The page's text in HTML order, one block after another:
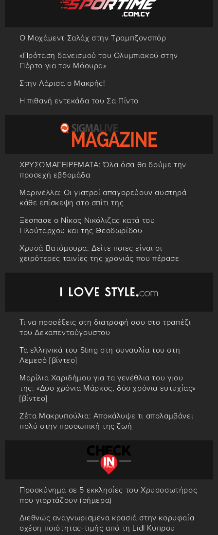
Ο Μοχάμεντ Σαλάχ στην Τραμπζονσπόρ
«Πρόταση δανεισμού του Ολυμπιακού στην
Πόρτο για τον Μόουρα»
Στην Λάρισα ο Μακρής!
Η πιθανή εντεκάδα του Σα Πίντο
ΧΡΥΣΩΜΑΓΕΙΡΕΜΑΤΑ: Όλα όσα θα δούμε την
προσεχή εβδομάδα
Μαρινέλλα: Οι γιατροί απαγορεύουν αυστηρά
κάθε επίσκεψη στο σπίτι της
Ξέσπασε ο Νίκος Νικόλιζας κατά του
Πλούταρχου και της Θεοδωρίδου
Χρυσά Βατόμουρα: Δείτε ποιες είναι οι
χειρότερες ταινίες της χρονιάς που πέρασε
Τι να προσέξεις στη διατροφή σου στο τραπέζι
του Δεκαπενταύγουστου
Τα ελληνικά του Sting στη συναυλία του στη
Λεμεσό [βίντεο]
Μαρίλια Χαριδήμου για τα γενέθλια του γιου
της: «Δύο χρόνια Μάρκος, δύο χρόνια ευτυχίας»
[βίντεο]
Ζέτα Μακρυπούλια: Αποκάλυψε τι απολαμβάνει
πολύ στην προσωπική της ζωή
Προσκύνημα σε 5 εκκλησίες του Χρυσοσωτήρος
που γιορτάζουν (σήμερα)
Διεθνώς αναγνωρισμένα κρασιά στην κορυφαία
σχέση ποιότητας-τιμής από τη Lidl Κύπρου